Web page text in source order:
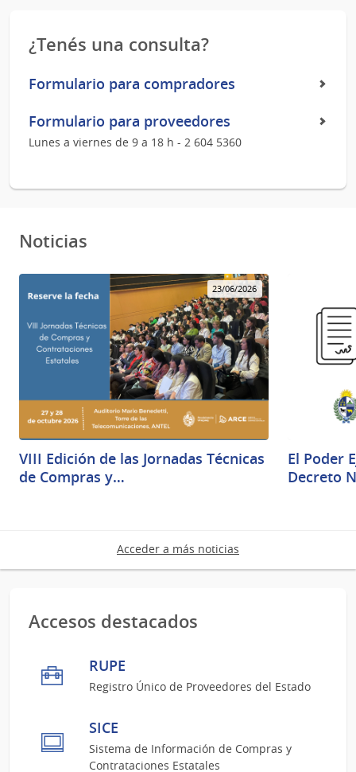
¿Tenés una consulta?
Formulario para compradores
Formulario para proveedores
Lunes a viernes de 9 a 18 h - 2 604 5360
Noticias
23/06/2026
VIII Edición de las Jornadas Técnicas
de Compras y…
El Poder
Decreto
Acceder a más noticias
Accesos destacados
RUPE
Registro Único de Proveedores del Estado
SICE
Sistema de Información de Compras y
Contrataciones Estatales